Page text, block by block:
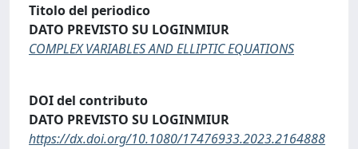
Titolo del periodico
DATO PREVISTO SU LOGINMIUR
COMPLEX VARIABLES AND ELLIPTIC EQUATIONS
DOI del contributo
DATO PREVISTO SU LOGINMIUR
https://dx.doi.org/10.1080/17476933.2023.2164888